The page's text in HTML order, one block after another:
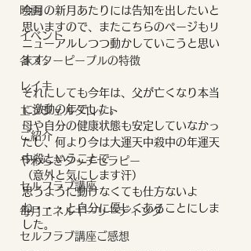
映画
イベント
各スターピープルの特徴
レイキ
エンジェルタロット
ご紹介
やわらぎタッチセラピー
セルフラブ講座
毎月エネルギーリーディング
セルフラブ講座ご感想
今月の新月あたりには告知を出したいと
思いますので、またこちらのページもリ
ニューアルしつつ動かしていこうと思い
ます。
それにしても今年は、父が亡くなり本当
に激動の年でした。
母や自分の健康状態も安定していなかっ
たし、何より今は大運天中殺中の年運天
中殺ということで
（意外と気にします汗）
思うように動けなくても仕方ないよ
ね・・・と自分に優しくあることにしま
した。